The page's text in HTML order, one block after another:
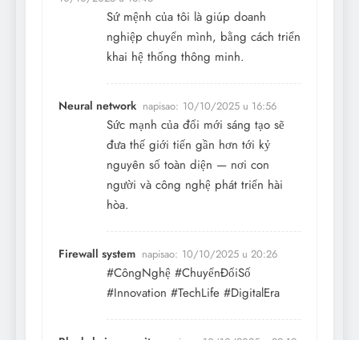
Sứ mệnh của tôi là giúp doanh
nghiệp chuyển mình, bằng cách triển
khai hệ thống thông minh.
Neural network napisao: 10/10/2025 u 16:56
Sức mạnh của đổi mới sáng tạo sẽ
đưa thế giới tiến gần hơn tới kỷ
nguyên số toàn diện — nơi con
người và công nghệ phát triển hài
hòa.
Firewall system napisao: 10/10/2025 u 20:26
#CôngNghệ #ChuyểnĐổiSố
#Innovation #TechLife #DigitalEra